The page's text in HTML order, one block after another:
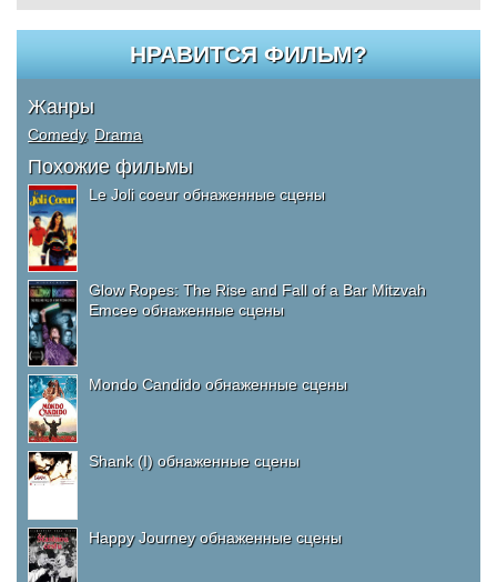
НРАВИТСЯ ФИЛЬМ?
Жанры
Comedy, Drama
Похожие фильмы
Le Joli coeur обнаженные сцены
Glow Ropes: The Rise and Fall of a Bar Mitzvah
Emcee обнаженные сцены
Mondo Candido обнаженные сцены
Shank (I) обнаженные сцены
Happy Journey обнаженные сцены